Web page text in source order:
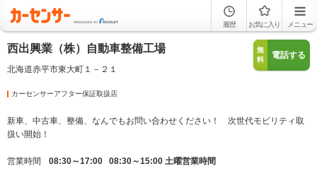
履歴 お気に入り メニュー
西出興業（株）自動車整備工場
北海道赤平市東大町１－２１
無
料
電話する
カーセンサーアフター保証取扱店
新車、中古車、整備、なんでもお問い合わせください！ 次世代モビリティ取
扱い開始！
営業時間
08:30～17:00 08:30～15:00 土曜営業時間